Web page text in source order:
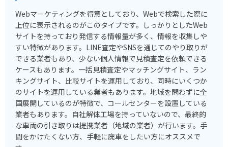
Webマーケティングを得意としており、Webで検索した際に
上位に表示されるのがこのタイプです。しっかりとしたWeb
サイトを持っており発信する情報量が多く、情報を収集しや
すい特徴があります。LINE査定やSNSを通じてのやり取りが
できる業者もあり、少ない個人情報で見積査定を依頼できる
ケースもあります。一括見積査定やマッチングサイト、ラン
キングサイト、比較サイトを運用しており、同時にいくつか
のサイトを運用している業者もあります。地域を問わずに全
国展開しているのが特徴で、コールセンターを設置している
業者もあります。自社解体工場を持っていないので、最終的
な車両の引き取りは提携業者（地域の業者）が行います。手
間をかけたくない方、手軽に廃車をしたい方にオススメで